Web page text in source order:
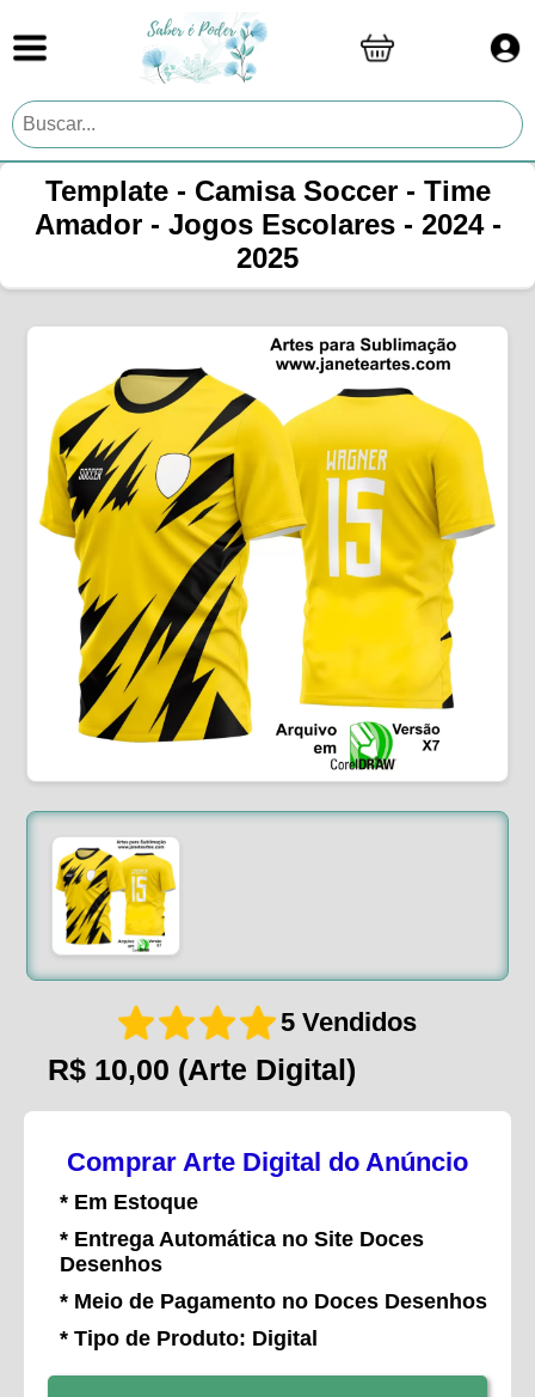
Template - Camisa Soccer - Time
Amador - Jogos Escolares - 2024 -
2025
5 Vendidos
R$ 10,00 (Arte Digital)
Comprar Arte Digital do Anúncio
* Em Estoque
* Entrega Automática no Site Doces
Desenhos
* Meio de Pagamento no Doces Desenhos
* Tipo de Produto: Digital